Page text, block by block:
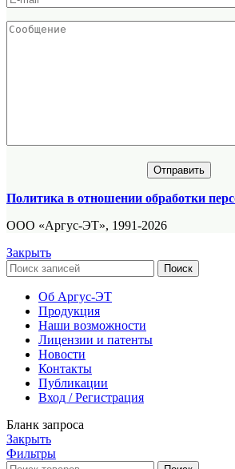
Политика в отношении обработки
ООО «Аргус-ЭТ», 1991-2026
Закрыть
Поиск
Об Аргус-ЭТ
Продукция
Наши возможности
Лицензии и патенты
Новости
Контакты
Публикации
Вход / Регистрация
Бланк запроса
Закрыть
Фильтры